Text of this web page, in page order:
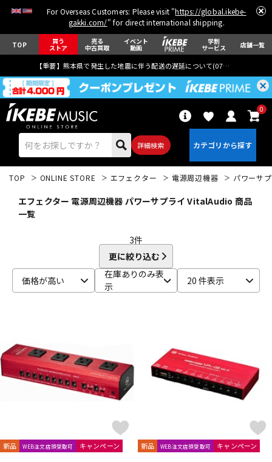
For Overseas Customers: Please visit "https://global.ikebe-
gakki.com/" for direct international shipping.
TOP 買う
ストア
売る
中古買取
イベント
動画
学割
サービス 店舗一覧
【重要】熊本県で発生した地震に伴う配送の遅延について(07月29日
詳細検索
0
ベース ウクレレ
キーボード 電子ピアノ
TOP ONLINE STORE エフェクター 電源周辺機器 パワーサ
エフェクター 電源周辺機器 パワーサプライ VitalAudio 商品
一覧
3件
更に絞り込む
価格が高い
在庫ありのみ表
示
20 件表示
新品 WEB注文店頭受取可 キャンペーン 新品 WEB注文店頭受取可 キャンペーン